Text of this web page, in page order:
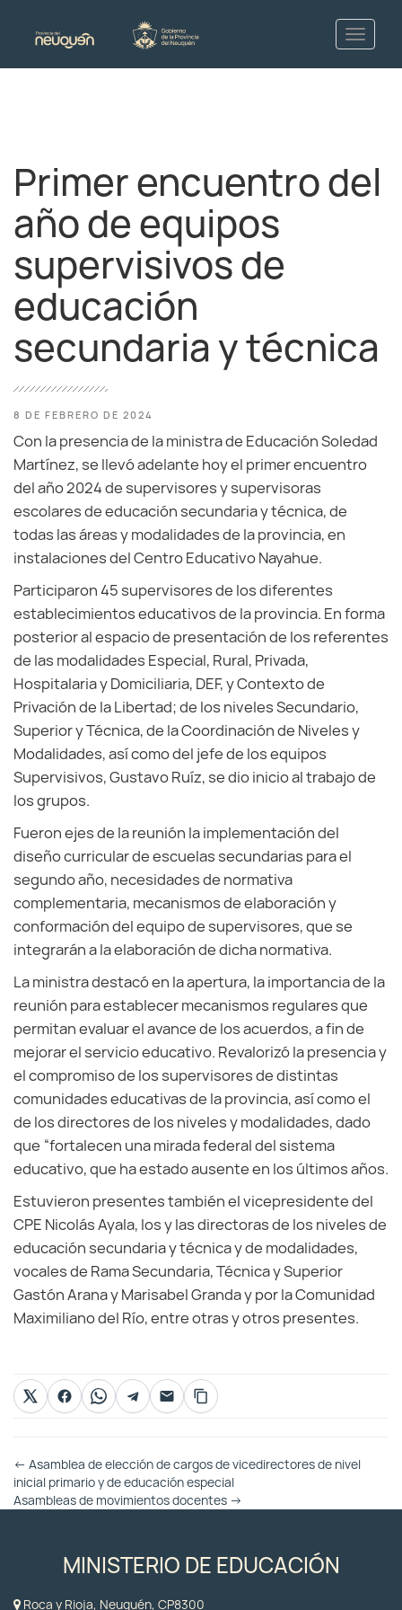
Primer encuentro del
año de equipos
supervisivos de
educación
secundaria y técnica
8 DE FEBRERO DE 2024
Con la presencia de la ministra de Educación Soledad
Martínez, se llevó adelante hoy el primer encuentro
del año 2024 de supervisores y supervisoras
escolares de educación secundaria y técnica, de
todas las áreas y modalidades de la provincia, en
instalaciones del Centro Educativo Nayahue.
Participaron 45 supervisores de los diferentes
establecimientos educativos de la provincia. En forma
posterior al espacio de presentación de los referentes
de las modalidades Especial, Rural, Privada,
Hospitalaria y Domiciliaria, DEF, y Contexto de
Privación de la Libertad; de los niveles Secundario,
Superior y Técnica, de la Coordinación de Niveles y
Modalidades, así como del jefe de los equipos
Supervisivos, Gustavo Ruíz, se dio inicio al trabajo de
los grupos.
Fueron ejes de la reunión la implementación del
diseño curricular de escuelas secundarias para el
segundo año, necesidades de normativa
complementaria, mecanismos de elaboración y
conformación del equipo de supervisores, que se
integrarán a la elaboración de dicha normativa.
La ministra destacó en la apertura, la importancia de la
reunión para establecer mecanismos regulares que
permitan evaluar el avance de los acuerdos, a fin de
mejorar el servicio educativo. Revalorizó la presencia y
el compromiso de los supervisores de distintas
comunidades educativas de la provincia, así como el
de los directores de los niveles y modalidades, dado
que “fortalecen una mirada federal del sistema
educativo, que ha estado ausente en los últimos años.
Estuvieron presentes también el vicepresidente del
CPE Nicolás Ayala, los y las directoras de los niveles de
educación secundaria y técnica y de modalidades,
vocales de Rama Secundaria, Técnica y Superior
Gastón Arana y Marisabel Granda y por la Comunidad
Maximiliano del Río, entre otras y otros presentes.
Otras
Entradas
← Asamblea de elección de cargos de vicedirectores de nivel
inicial primario y de educación especial
Asambleas de movimientos docentes →
MINISTERIO DE EDUCACIÓN
Roca y Rioja, Neuquén, CP8300